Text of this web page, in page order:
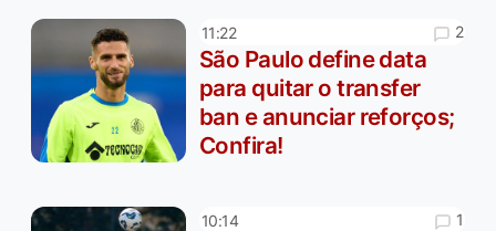
11:22 2
São Paulo define data
para quitar o transfer
ban e anunciar reforços;
Confira!
10:14 1